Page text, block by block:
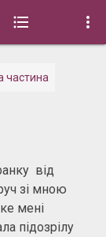
 
частина
від
зі мною
мені
підозрілу